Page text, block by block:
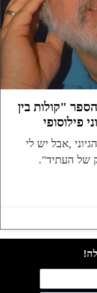
"קולות בין
פילוסופי
,אבל יש לי
של העתיד".